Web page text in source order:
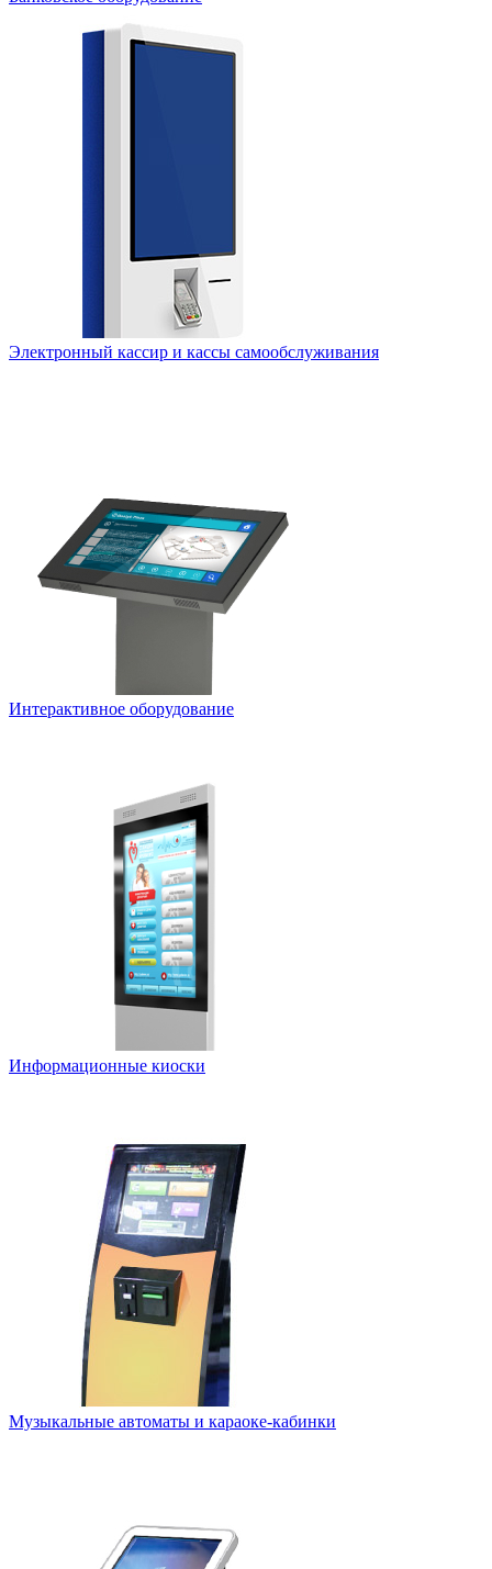
Электронный кассир и кассы самообслуживания
Интерактивное оборудование
Информационные киоски
Музыкальные автоматы и караоке-кабинки